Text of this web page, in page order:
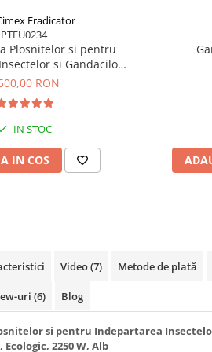
Eradicator
PTEU0234
Plosnitelor si pentru
si Gandacilor
Ecologic, 2250
RON
IN STOC
IN COS
Video(7) Metode de plată
uri (6) Blog
si pentru Indepartarea
2250 W, Alb